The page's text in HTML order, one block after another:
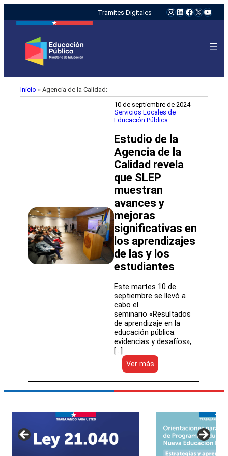
Tramites Digitales Instagram
LinkedIn
Facebook
X
Inicio » Agencia de la Calidad;
10 de septiembre de 2024
Servicios Locales de
Educación Pública
Estudio de la
Agencia de la
Calidad revela
que SLEP
muestran
avances y
mejoras
significativas en
los aprendizajes
de las y los
estudiantes
Este martes 10 de
septiembre se llevó a
cabo el
seminario «Resultados
de aprendizaje en la
educación pública:
evidencias y desafíos»,
[…]
Ver más
Estudio
de
la
Calidad
revela
que